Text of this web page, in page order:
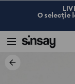
O selecție